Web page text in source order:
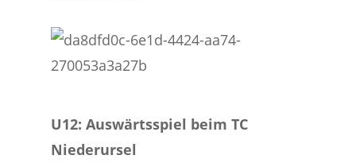
U12: Auswärtsspiel beim TC
Niederursel